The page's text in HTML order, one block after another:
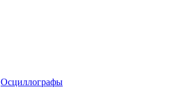
Осциллографы